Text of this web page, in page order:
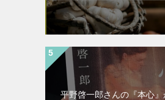
平野啓一郎さんの『本心』